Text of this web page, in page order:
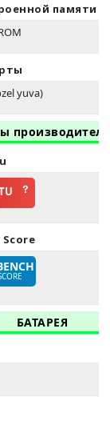
памяти
yuva)
Score
БАТАРЕЯ